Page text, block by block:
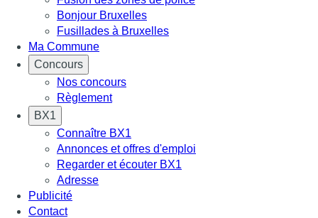
Bonjour Bruxelles
Fusillades à Bruxelles
Ma Commune
Concours
Nos concours
Règlement
BX1
Connaître BX1
Annonces et offres d'emploi
Regarder et écouter BX1
Adresse
Publicité
Contact